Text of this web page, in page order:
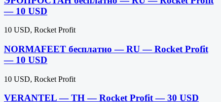
— 10 USD
10 USD, Rocket Profit
NORMAFEET бесплатно — RU — Rocket Profit
— 10 USD
10 USD, Rocket Profit
VERANTEL — TH — Rocket Profit — 30 USD